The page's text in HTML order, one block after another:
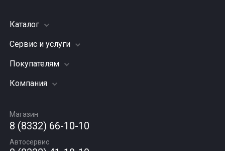
Каталог
Шины
Грузовые шины
Диски
Автомасла
Сервис и услуги
Заправка кондиционера
Подвеска (ходовая часть)
Шиномонтаж
Покупателям
Акции
Гарантии и возврат
Компания
Вакансии
Новости
Статьи
Магазин
8 (8332) 66-10-10
Автосервис